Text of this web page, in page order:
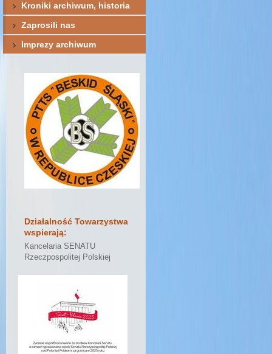
Kroniki archiwum, historia
Zaprosili nas
Imprezy archiwum
Działalność Towarzystwa
wspierają:
Kancelaria SENATU
Rzeczpospolitej Polskiej